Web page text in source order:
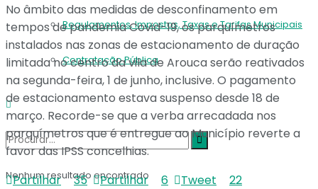
Regulamentos, Impostos, Taxas e Tarifas Municipais
Contratação Pública
Nenhum resultado encontrado
No âmbito das medidas de desconfinamento em
tempos de pandemia Covid-19, os parquímetros
instalados nas zonas de estacionamento de duração
limitada no centro da vila de Arouca serão reativados
na segunda-feira, 1 de junho, inclusive. O pagamento
de estacionamento estava suspenso desde 18 de
março. Recorde-se que a verba arrecadada nos
parquímetros que é entregue ao Município reverte a
favor das IPSS concelhias.
Partilhar
35 Partilhar 6 Tweet 22